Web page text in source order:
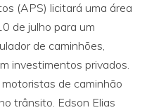
(APS) licitará uma área
de julho para um
de caminhões,
investimentos privados.
de caminhão
trânsito. Edson Elias